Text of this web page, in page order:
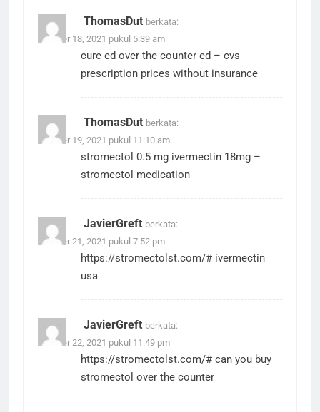
ThomasDut berkata:
Oktober 18, 2021 pukul 5:39 am
cure ed over the counter ed – cvs
prescription prices without insurance
ThomasDut berkata:
Oktober 19, 2021 pukul 11:10 am
stromectol 0.5 mg ivermectin 18mg –
stromectol medication
JavierGreft berkata:
Oktober 21, 2021 pukul 7:52 pm
https://stromectolst.com/# ivermectin
usa
JavierGreft berkata:
Oktober 22, 2021 pukul 11:49 pm
https://stromectolst.com/# can you buy
stromectol over the counter